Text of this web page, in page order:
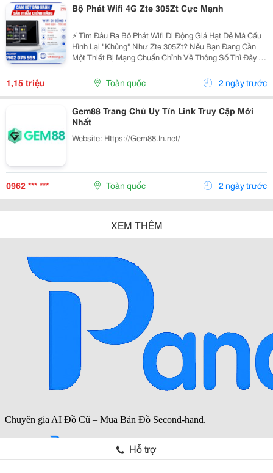
Bộ Phát Wifi 4G Zte 305Zt Cực Mạnh
⚡ Tìm Đâu Ra Bộ Phát Wifi Di Động Giá Hạt Dẻ Mà Cấu
Hình Lại "Khủng" Như Zte 305Zt? Nếu Bạn Đang Cần
Một Thiết Bị Mạng Chuẩn Chỉnh Về Thông Số Thì Đây Là
Lựa Chọn Không Thể Bỏ Qua: Tốc Độ 4G Lte Đạt Chuẩn
187.5Mbps (Download) - Xử Lý Mượt Các...
1,15 triệu Toàn quốc 2 ngày trước
Gem88 Trang Chủ Uy Tín Link Truy Cập Mới
Nhất
Website: Https://Gem88.In.net/
0962 *** *** Toàn quốc 2 ngày trước
XEM THÊM
Hỗ trợ